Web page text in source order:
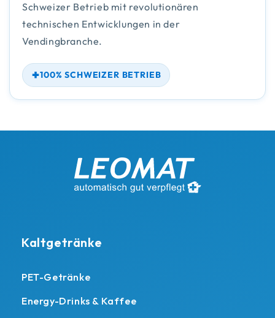
Schweizer Betrieb mit revolutionären
technischen Entwicklungen in der
Vendingbranche.
100% SCHWEIZER BETRIEB
Kaltgetränke
PET-Getränke
Energy-Drinks & Kaffee